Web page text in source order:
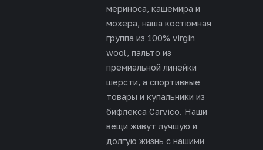
мериноса, кашемира и
мохера, наша костюмная
группа из 100% virgin
wool, пальто из
премиальной линейки
шерсти, а спортивные
товары и купальники из
бифлекса Carvico. Наши
вещи живут лучшую и
долгую жизнь с нашими